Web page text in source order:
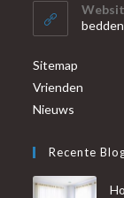
Sitemap
Vrienden
Nieuws
Recente